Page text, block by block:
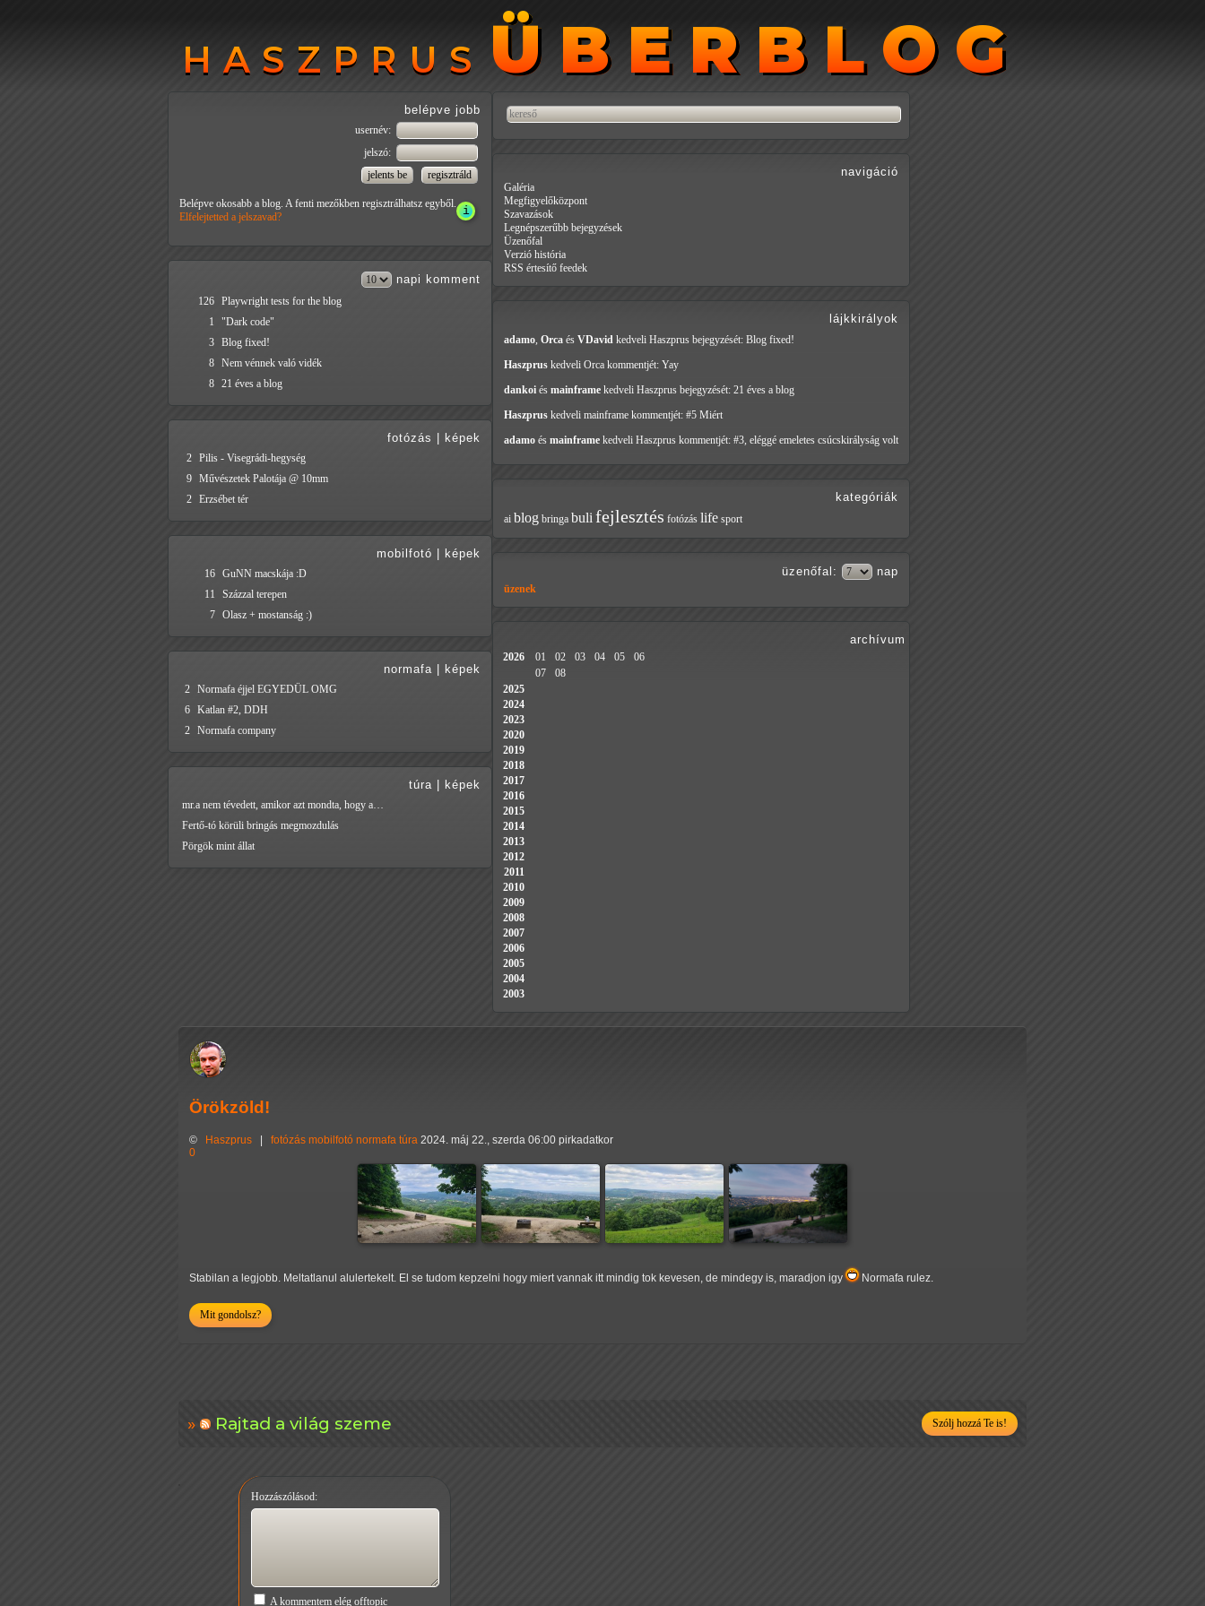
HASZPRUS ÜBERBLOG
HASZPRUS ÜBERBLOG
Örökzöld!
© Haszprus fotózás mobilfotó normafa túra 2024. máj 22., szerda 06:00 pirkadatkor
0
Stabilan a legjobb. Meltatlanul alulertekelt. El se tudom kepzelni hogy miert vannak itt mindig tok kevesen, de mindegy is, maradjon igy Normafa rulez.
Mit gondolsz?
Rajtad a világ szeme Szólj hozzá Te is!
Hozzászólásod:
A kommentem elég offtopic
belépve jobb
usernév:
jelszó:
Belépve okosabb a blog. A fenti mezőkben regisztrálhatsz egyből.
Elfelejtetted a jelszavad?
napi komment
126 Playwright tests for the blog
1
"Dark code"
3 Blog fixed!
8 Nem vénnek való vidék
8 21 éves a blog
fotózás képek
2 Pilis - Visegrádi-hegység
9 Művészetek Palotája @ 10mm
2 Erzsébet tér
mobilfotó képek
16 GuNN macskája :D
11
Százzal terepen
7 Olasz + mostanság :)
normafa képek
2 Normafa éjjel EGYEDÜL OMG
6 Katlan #2, DDH
2 Normafa company
túra képek
mr.a nem tévedett, amikor azt mondta, hogy a…
Fertő-tó körüli bringás megmozdulás
Pörgök mint állat
navigáció
Galéria
Megfigyelőközpont
Szavazások
Legnépszerűbb bejegyzések
Üzenőfal
Verzió história
RSS értesítő feedek
lájkkirályok
adamo, Orca és VDavid kedveli Haszprus bejegyzését: Blog fixed!
Haszprus kedveli Orca kommentjét: Yay
dankoi és mainframe kedveli Haszprus bejegyzését: 21 éves a blog
Haszprus kedveli mainframe kommentjét: #5 Miért
adamo és mainframe kedveli Haszprus kommentjét: #3, eléggé emeletes csúcskirályság volt
kategóriák
ai blog bringa buli fejlesztés fotózás life sport
üzenőfal : nap
üzenek
archívum
2026 01 02 03 04 05
06
07
08
2025
2024
2023
2020
2019
2018
2017
2016
2015
2014
2013
2012
2011
2010
2009
2008
2007
2006
2005
2004
2003